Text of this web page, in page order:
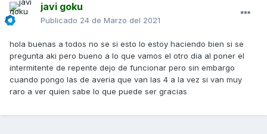
javi goku
Publicado 24 de Marzo del 2021
hola buenas a todos no se si esto lo estoy haciendo bien si se
pregunta aki pero bueno a lo que vamos el otro dia al poner el
intermitente de repente dejo de funcionar pero sin embargo
cuando pongo las de averia que van las 4 a la vez si van muy
raro a ver quien sabe lo que puede ser gracias